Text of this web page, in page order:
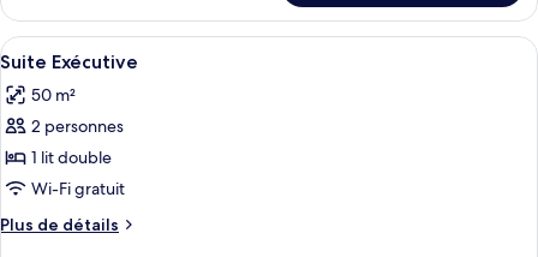
le
type
de
Chambre
Deluxe
Afficher
toutes
les
photos
pour
ce
type
de
Une chambre d’hôtel avec un grand
5
Suite Exécutive
50 m²
2 personnes
1 lit double
Wi-Fi gratuit
Plus de détails
Plus